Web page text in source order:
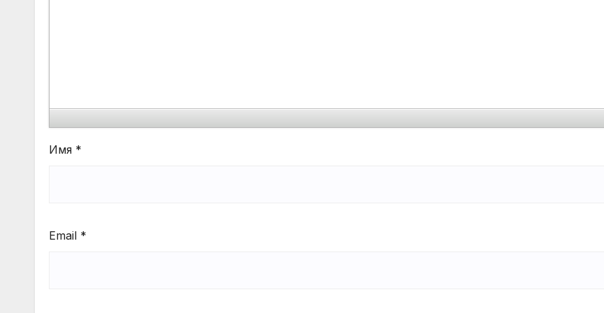
Имя *
Email *